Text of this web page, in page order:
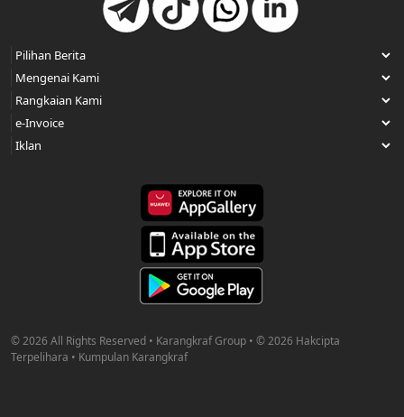
© 2026 All Rights Reserved • Karangkraf Group • © 2026 Hakcipta
Terpelihara • Kumpulan Karangkraf